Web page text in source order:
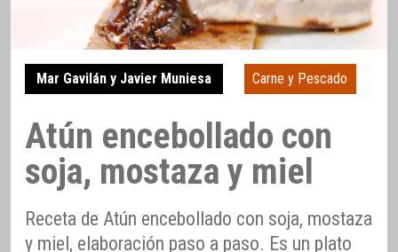
Mar Gavilán y Javier Muniesa Carne y Pescado
Atún encebollado con
soja, mostaza y miel
Receta de Atún encebollado con soja, mostaza
y miel, elaboración paso a paso. Es un plato